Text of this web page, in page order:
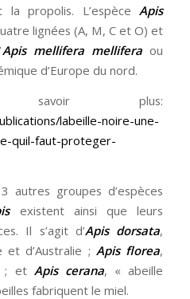
propolis. L’espèceApis
lignées (A, M, C et O) et
Apis mellifera mellifera ou
d’Europe du nord.
plus:
labeille-noire-une-
quil-faut-proteger-
autres groupes d’espèces
existent ainsi que leurs
Il s’agit d’Apis dorsata,
et d’Australie ;Apis florea,
; et Apis cerana, « abeille
fabriquent le miel.